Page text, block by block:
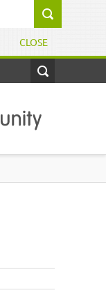
CLOSE